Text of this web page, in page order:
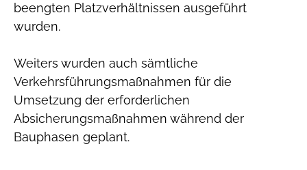
beengten Platzverhältnissen ausgeführt
wurden.
Weiters wurden auch sämtliche
Verkehrsführungsmaßnahmen für die
Umsetzung der erforderlichen
Absicherungsmaßnahmen während der
Bauphasen geplant.